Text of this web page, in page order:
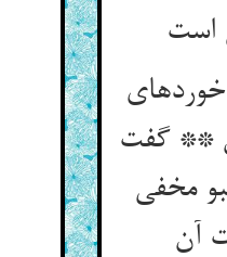
است‏
** گفت
مخفی
آن‏